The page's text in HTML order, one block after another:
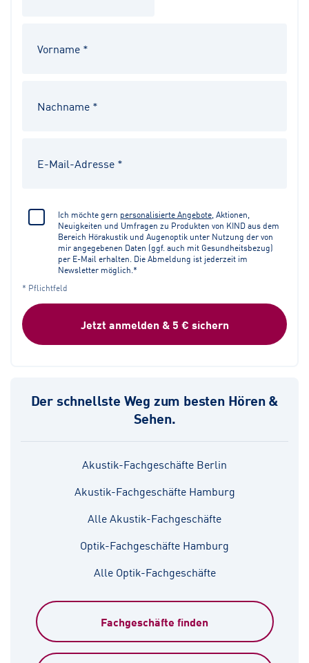
Ich möchte gern personalisierte Angebote , Aktionen,
Neuigkeiten und Umfragen zu Produkten von KIND aus dem
Bereich Hörakustik und Augenoptik unter Nutzung der von
mir angegebenen Daten (ggf. auch mit Gesundheitsbezug)
per E-Mail erhalten. Die Abmeldung ist jederzeit im
Newsletter möglich.*
* Pflichtfeld
Jetzt anmelden & 5 € sichern
Der schnellste Weg zum besten Hören &
Sehen.
Akustik-Fachgeschäfte Berlin
Akustik-Fachgeschäfte Hamburg
Alle Akustik-Fachgeschäfte
Optik-Fachgeschäfte Hamburg
Alle Optik-Fachgeschäfte
Fachgeschäfte finden